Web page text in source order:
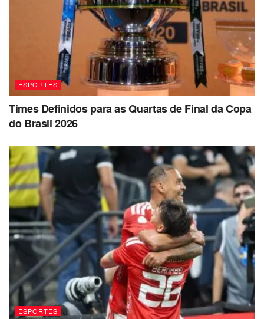
ESPORTES
Times Definidos para as Quartas de Final da Copa
do Brasil 2026
ESPORTES